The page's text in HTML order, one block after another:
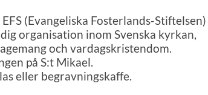
(Evangeliska Fosterlands-Stiftelsen)
organisation inom Svenska kyrkan,
och vardagskristendom.
på S:t Mikael.
eller begravningskaffe.